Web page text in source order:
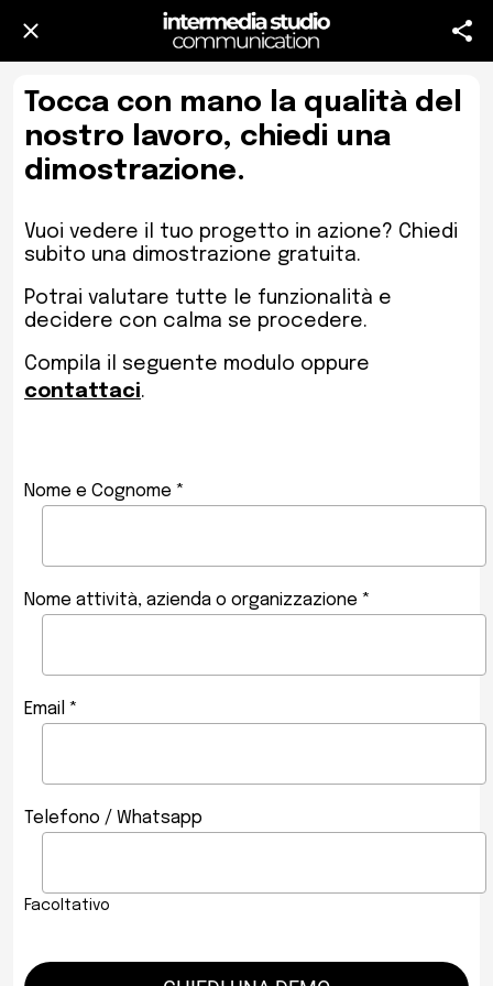
Tocca con mano la qualità del
nostro lavoro, chiedi una
dimostrazione.
Vuoi vedere il tuo progetto in azione? Chiedi
subito una dimostrazione gratuita.
Potrai valutare tutte le funzionalità e
decidere con calma se procedere.
Compila il seguente modulo oppure
contattaci.
Nome e Cognome *
Nome attività, azienda o organizzazione *
Email *
Telefono / Whatsapp
Facoltativo